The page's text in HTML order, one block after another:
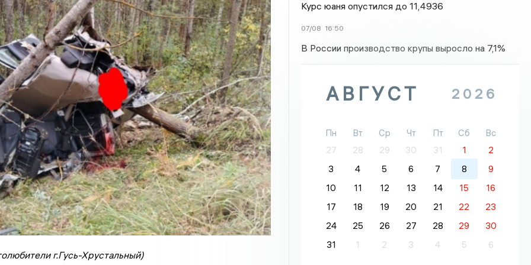
г.Гусь-Хрустальный)
Курс юаня опустился до 11,4936
07/08 16:50
В России производство крупы выросло на 7,1%
АВГУСТ 2026
Пн Вт Ср Чт Пт Сб
Вс
27
28 29 30 31 1
2
3
4 5 6 7 8
9
10
11 12 13 14 15
16
17
18 19 20 21 22
23
24
25 26 27 28 29
30
31
1 2 3 4 5 6